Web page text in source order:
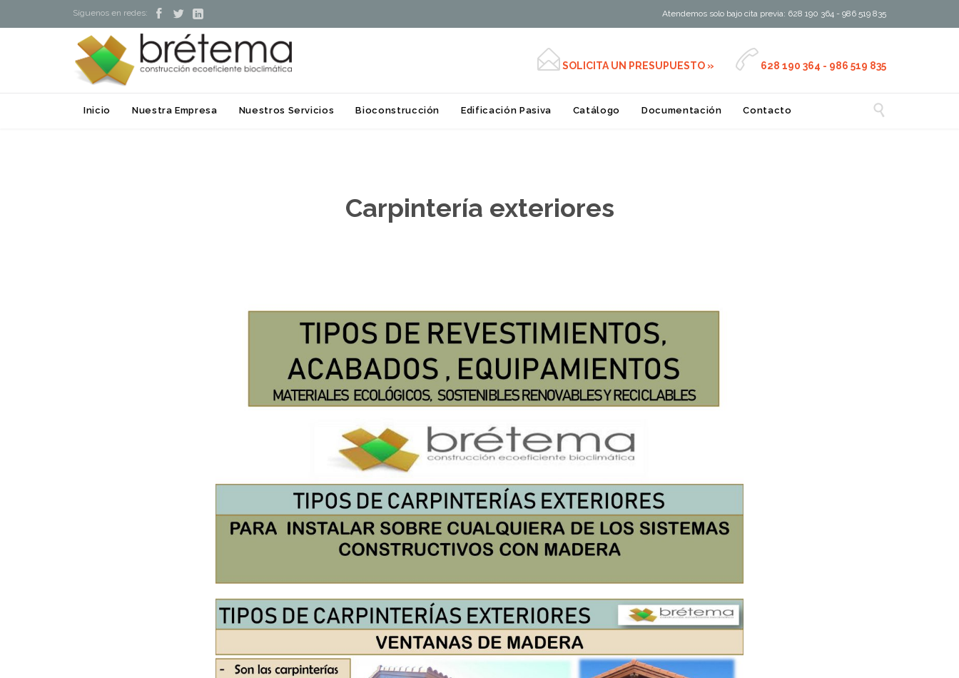
Síguenos en redes:    Atendemos solo bajo cita previa: 628 190 364 - 986 519 835
SOLICITA UN PRESUPUESTO »  628 190 364 - 986 519 835
to
Inicio Nuestra Empresa Nuestros Servicios Bioconstrucción Edificación Pasiva Catálogo Documentación Contacto 
Carpintería exteriores